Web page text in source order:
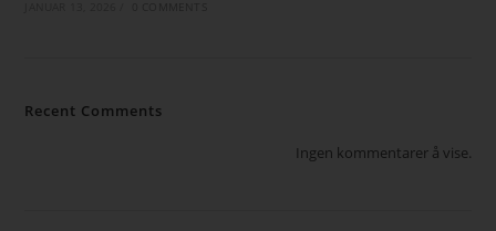
Recent Comments
Ingen kommentarer å vise.